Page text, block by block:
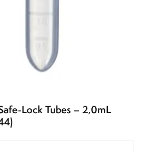
Lock Tubes – 2,0mL